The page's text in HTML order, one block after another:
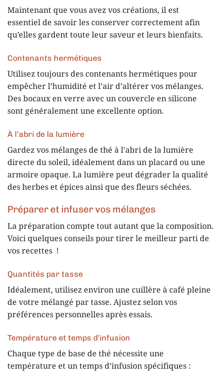
Maintenant que vous avez vos créations, il est
essentiel de savoir les conserver correctement afin
qu’elles gardent toute leur saveur et leurs bienfaits.
Contenants hermétiques
Utilisez toujours des contenants hermétiques pour
empêcher l’humidité et l’air d’altérer vos mélanges.
Des bocaux en verre avec un couvercle en silicone
sont généralement une excellente option.
À l’abri de la lumière
Gardez vos mélanges de thé à l’abri de la lumière
directe du soleil, idéalement dans un placard ou une
armoire opaque. La lumière peut dégrader la qualité
des herbes et épices ainsi que des fleurs séchées.
Préparer et infuser vos mélanges
La préparation compte tout autant que la composition.
Voici quelques conseils pour tirer le meilleur parti de
vos recettes !
Quantités par tasse
Idéalement, utilisez environ une cuillère à café pleine
de votre mélangé par tasse. Ajustez selon vos
préférences personnelles après essais.
Température et temps d’infusion
Chaque type de base de thé nécessite une
température et un temps d’infusion spécifiques :